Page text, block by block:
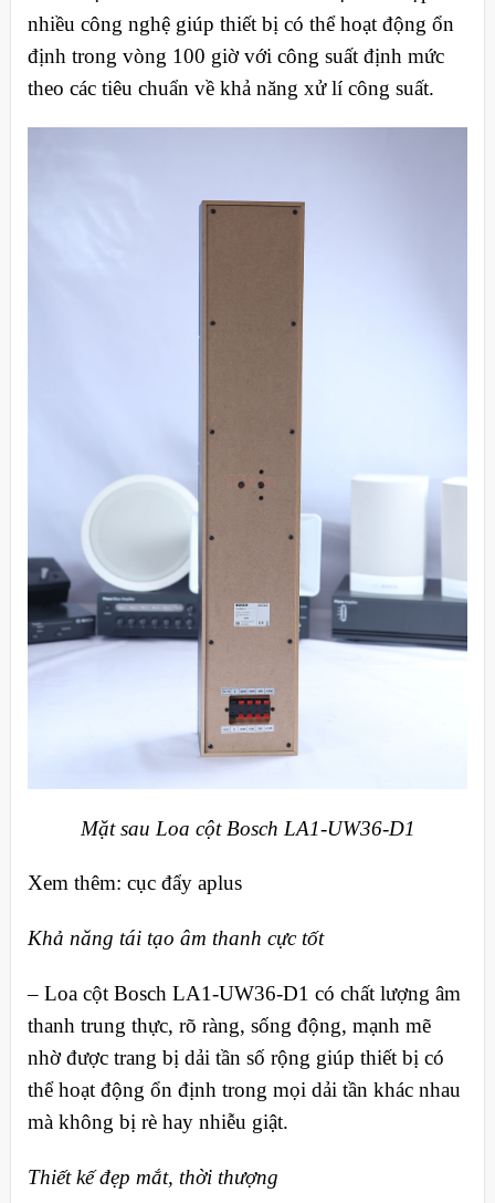
nhiều công nghệ giúp thiết bị có thể hoạt động ổn
định trong vòng 100 giờ với công suất định mức
theo các tiêu chuẩn về khả năng xử lí công suất.
Mặt sau Loa cột Bosch LA1-UW36-D1
Xem thêm: cục đẩy aplus
Khả năng tái tạo âm thanh cực tốt
– Loa cột Bosch LA1-UW36-D1 có chất lượng âm
thanh trung thực, rõ ràng, sống động, mạnh mẽ
nhờ được trang bị dải tần số rộng giúp thiết bị có
thể hoạt động ổn định trong mọi dải tần khác nhau
mà không bị rè hay nhiễu giật.
Thiết kế đẹp mắt, thời thượng